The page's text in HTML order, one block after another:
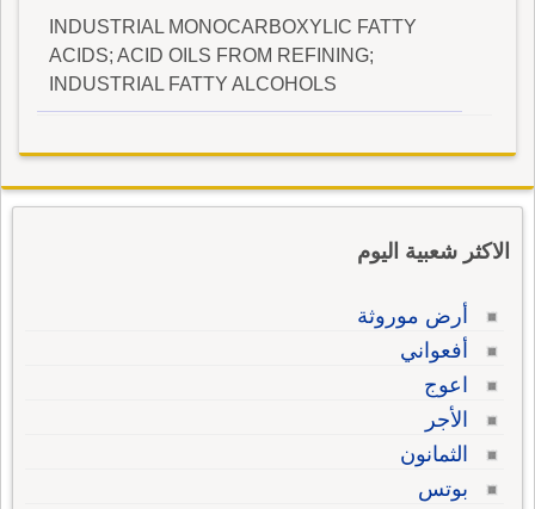
INDUSTRIAL MONOCARBOXYLIC FATTY
ACIDS; ACID OILS FROM REFINING;
INDUSTRIAL FATTY ALCOHOLS
الاكثر شعبية اليوم
أرض موروثة
أفعواني
اعوج
الأجر
الثمانون
بوتس